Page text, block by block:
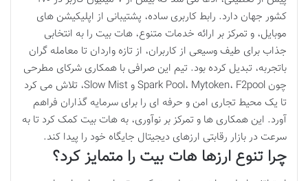
کشور جهان دارد. رابط کاربری ساده، پشتیبانی از اپلیکیشن های
موبایل، و تمرکز بر ارائه خدمات متنوع، هات بیت را به انتخابی
جذاب برای طیف وسیعی از کاربران، از تازه واردان تا معامله گران
باتجربه، تبدیل کرده بود. تیم این صرافی با همکاری شرکای مطرحی
چون Spark Pool، Mytoken، F2pool و Slow Mist، تلاش می کرد
تا یک محیط تجاری امن و حرفه ای را برای سرمایه گذاران فراهم
آورد. این همکاری ها و تمرکز بر نوآوری، به هات بیت کمک کرد تا به
سرعت در بازار رقابتی ارزهای دیجیتال جایگاه خود را پیدا کند.
چرا تنوع ارزها هات بیت را متمایز کرد؟